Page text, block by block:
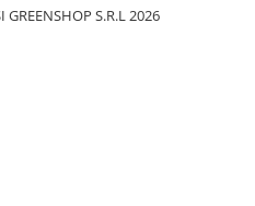
S.R.L 2026